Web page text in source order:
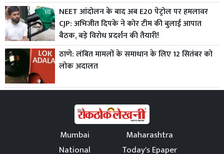
NEET आंदोलन के बाद अब E20 पेट्रोल पर हमलावर
CJP: अभिजीत दिपके ने कोर टीम की बुलाई आपात
बैठक, बड़े विरोध प्रदर्शन की तैयारी!
ठाणे: लंबित मामलों के समाधान के लिए 12 सितंबर को
लोक अदालत
Mumbai
Maharashtra
National
Today's Epaper